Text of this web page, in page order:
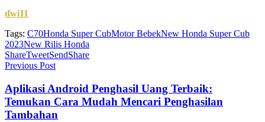
dwi11
Tags: C70Honda Super CubMotor BebekNew Honda Super Cub
2023New Rilis Honda
ShareTweetSendShare
Previous Post
Aplikasi Android Penghasil Uang Terbaik:
Temukan Cara Mudah Mencari Penghasilan
Tambahan